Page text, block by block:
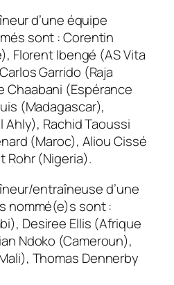
d’une équipe
sont : Corentin
Florent Ibengé (AS Vita
Garrido (Raja
Chaabani (Espérance
(Madagascar),
Ahly), Rachid Taoussi
(Maroc), Aliou Cissé
Rohr (Nigeria).
entraîneuse d’une
nommé(e)s sont :
Desiree Ellis (Afrique
Ndoko (Cameroun),
Thomas Dennerby